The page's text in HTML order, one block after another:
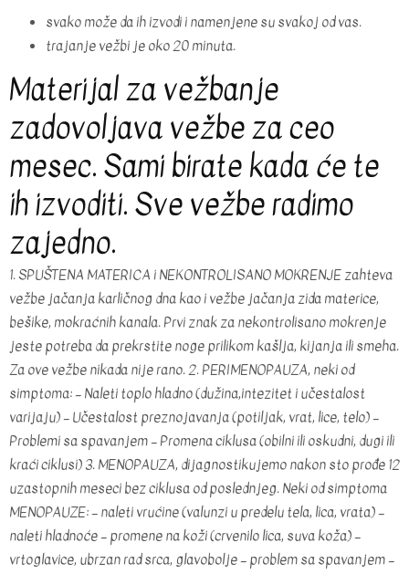
svako može da ih izvodi i namenjene su svakoj od vas.
trajanje vežbi je oko 20 minuta.
Materijal za vežbanje
zadovoljava vežbe za ceo
mesec. Sami birate kada će te
ih izvoditi. Sve vežbe radimo
zajedno.
1. SPUŠTENA MATERICA i NEKONTROLISANO MOKRENJE zahteva
vežbe jačanja karličnog dna kao i vežbe jačanja zida materice,
bešike, mokraćnih kanala. Prvi znak za nekontrolisano mokrenje
jeste potreba da prekrstite noge prilikom kašlja, kijanja ili smeha.
Za ove vežbe nikada nije rano. 2. PERIMENOPAUZA, neki od
simptoma: – Naleti toplo hladno (dužina,intezitet i učestalost
varijaju) – Učestalost preznojavanja (potiljak, vrat, lice, telo) –
Problemi sa spavanjem – Promena ciklusa (obilni ili oskudni, dugi ili
kraći ciklusi) 3. MENOPAUZA, dijagnostikujemo nakon sto prođe 12
uzastopnih meseci bez ciklusa od poslednjeg. Neki od simptoma
MENOPAUZE: – naleti vrućine (valunzi u predelu tela, lica, vrata) –
naleti hladnoće – promene na koži (crvenilo lica, suva koža) –
vrtoglavice, ubrzan rad srca, glavobolje – problem sa spavanjem –